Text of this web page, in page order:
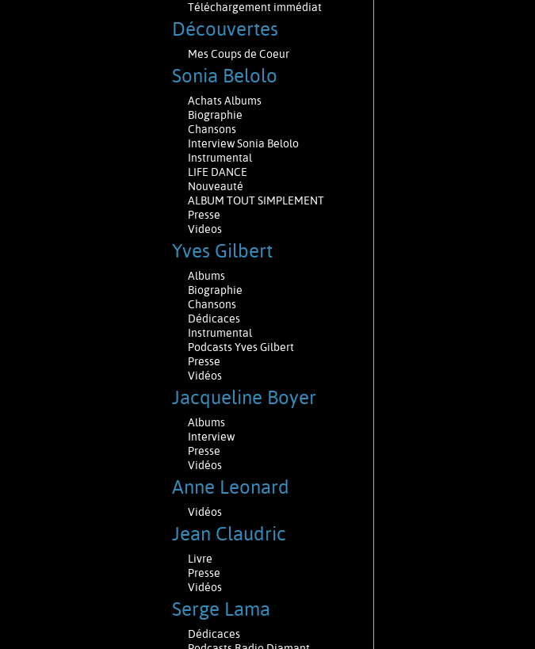
Téléchargement immédiat
Découvertes
Mes Coups de Coeur
Sonia Belolo
Achats Albums
Biographie
Chansons
Interview Sonia Belolo
Instrumental
LIFE DANCE
Nouveauté
ALBUM TOUT SIMPLEMENT
Presse
Videos
Yves Gilbert
Albums
Biographie
Chansons
Dédicaces
Instrumental
Podcasts Yves Gilbert
Presse
Vidéos
Jacqueline Boyer
Albums
Interview
Presse
Vidéos
Anne Leonard
Vidéos
Jean Claudric
Livre
Presse
Vidéos
Serge Lama
Dédicaces